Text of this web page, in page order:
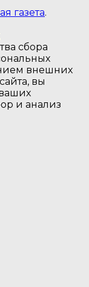
газета.
сбора
внешних
вы
и анализ